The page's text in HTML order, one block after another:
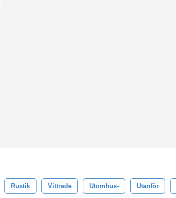
Rustik Vittrade Utomhus- Utanför